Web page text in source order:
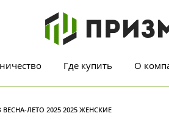
Где купить О
ВЕСНА-ЛЕТО 2025 2025 ЖЕНСКИЕ